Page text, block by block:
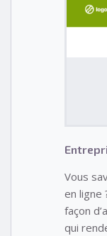
Vous
en ligne
façon
qui